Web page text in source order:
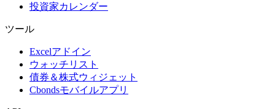
投資家カレンダー
ツール
Excelアドイン
ウォッチリスト
債券＆株式ウィジェット
Cbondsモバイルアプリ